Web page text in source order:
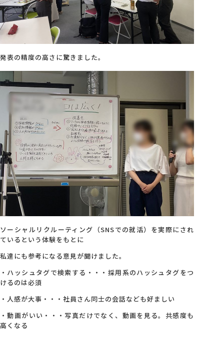
発表の精度の高さに驚きました。
ソーシャルリクルーティング（SNSでの就活）を実際にされ
ているという体験をもとに
私達にも参考になる意見が聞けました。
・ハッシュタグで検索する・・・採用系のハッシュタグをつ
けるのは必須
・人感が大事・・・社員さん同士の会話なども好ましい
・動画がいい・・・写真だけでなく、動画を見る。共感度も
高くなる